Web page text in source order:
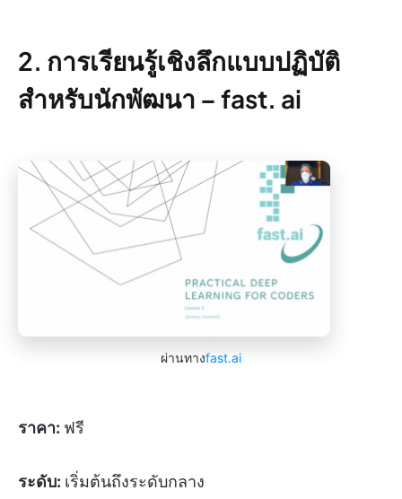
2. การเรียนรู้เชิงลึกแบบปฏิบัติ
สำหรับนักพัฒนา – fast. ai
ผ่านทางfast.ai
ราคา: ฟรี
ระดับ: เริ่มต้นถึงระดับกลาง